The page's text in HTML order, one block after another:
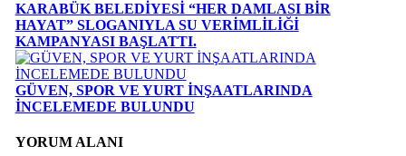
KARABÜK BELEDİYESİ “HER DAMLASI BİR
HAYAT” SLOGANIYLA SU VERİMLİLİĞİ
KAMPANYASI BAŞLATTI.
GÜVEN, SPOR VE YURT İNŞAATLARINDA
İNCELEMEDE BULUNDU
YORUM ALANI